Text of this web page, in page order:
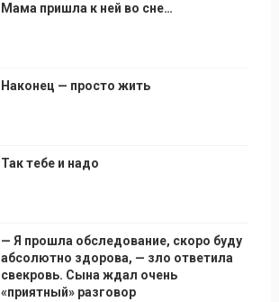
Мама пришла к ней во сне…
Наконец — просто жить
Так тебе и надо
— Я прошла обследование, скоро буду
абсолютно здорова, — зло ответила
свекровь. Сына ждал очень
«приятный» разговор